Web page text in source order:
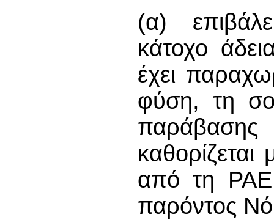
(α)
κάτοχο
έχει
φύση, τη
από τη
παρόντος